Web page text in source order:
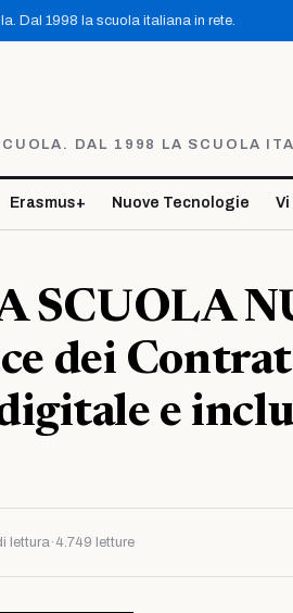
Dal 1998 la scuola italiana in rete.
DAL 1998 LA SCUOLA
Erasmus+ Nuove Tecnologie
SCUOLA
dei
e
lettura· 4.749 letture